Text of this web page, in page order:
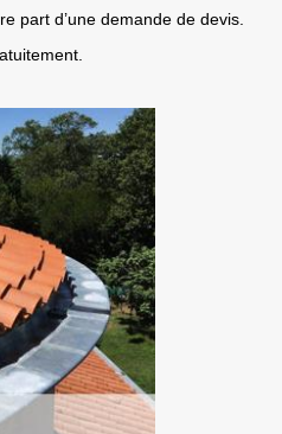
part d’une demande de devis.